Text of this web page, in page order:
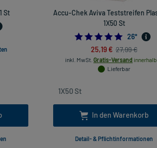
St
Accu-Chek Aviva Teststreifen
1X50 St
26*
25,19 € 27,99 €
inkl. MwSt. Gratis-Versand innerhalb
Lieferbar
In den Warenkorb
Detail- & Pflichtinformationen